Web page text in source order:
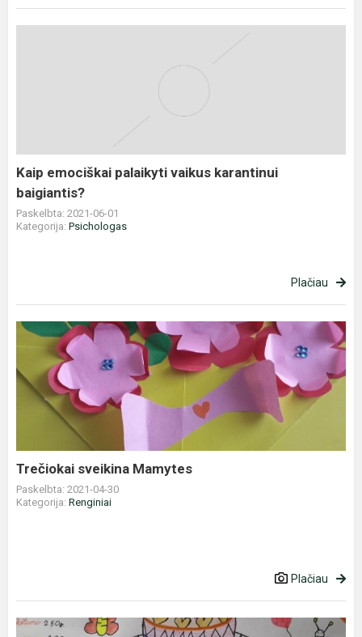
Kaip emociškai palaikyti vaikus karantinui
baigiantis?
Paskelbta: 2021-06-01
Kategorija: Psichologas
Plačiau
Trečiokai
sveikina
Mamytes
Trečiokai sveikina Mamytes
Paskelbta: 2021-04-30
Kategorija: Renginiai
Plačiau
Kovas